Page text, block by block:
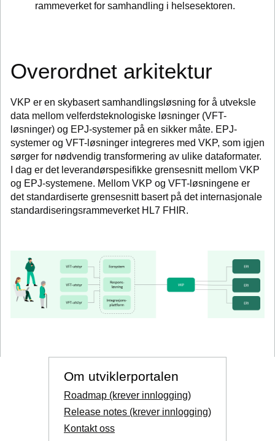
rammeverket for samhandling i helsesektoren.
Overordnet arkitektur
VKP er en skybasert samhandlingsløsning for å utveksle
data mellom velferdsteknologiske løsninger (VFT-
løsninger) og EPJ-systemer på en sikker måte. EPJ-
systemer og VFT-løsninger integreres med VKP, som igjen
sørger for nødvendig transformering av ulike dataformater.
I dag er det leverandørspesifikke grensesnitt mellom VKP
og EPJ-systemene. Mellom VKP og VFT-løsningene er
det standardiserte grensesnitt basert på det internasjonale
standardiseringsrammeverket HL7 FHIR.
Om utviklerportalen
Roadmap (krever innlogging)
Release notes (krever innlogging)
Kontakt oss